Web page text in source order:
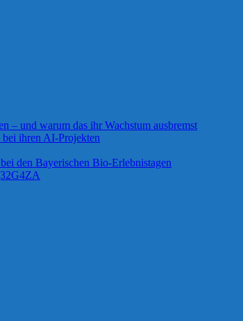
– und warum das ihr Wachstum ausbremst
ihren AI-Projekten
den Bayerischen Bio-Erlebnistagen